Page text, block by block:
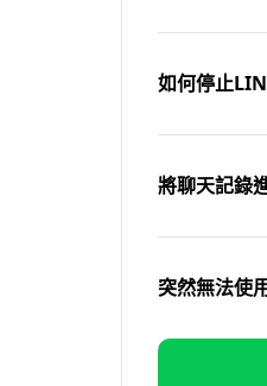
如何停止
將聊天記錄
突然無法使